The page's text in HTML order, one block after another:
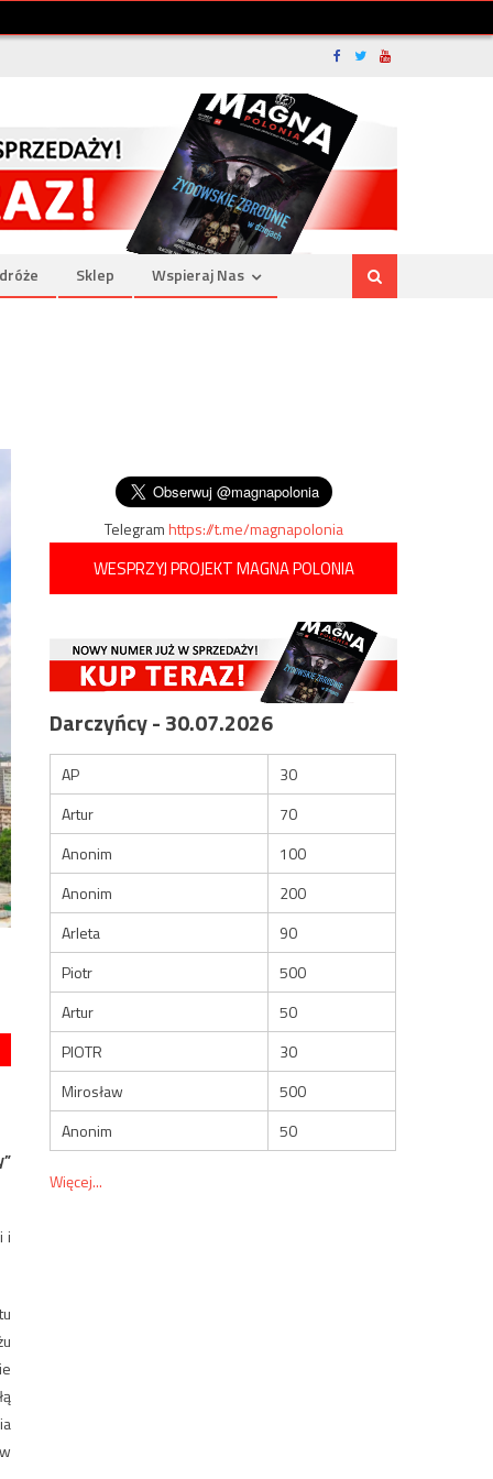
Sklep Wspieraj Nas
i
Telegramhttps://t.me/magnapolonia
WESPRZYJ PROJEKT MAGNA POLONIA
Darczyńcy - 30.07.2026
AP
30
Artur
70
Anonim
100
Anonim
200
Arleta
90
Piotr
500
Artur
50
PIOTR
30
Mirosław
500
Anonim
50
Więcej...